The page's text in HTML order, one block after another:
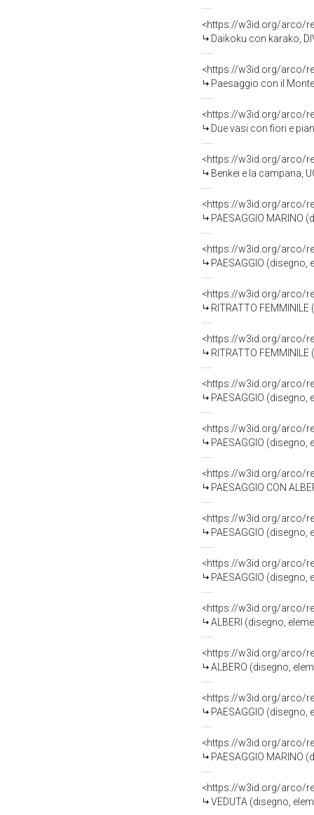
<https://w3id.org/arco/
Daikoku con karako,
<https://w3id.org/arco/
Paesaggio con il Monte
<https://w3id.org/arco/
Due vasi con fiori e
<https://w3id.org/arco/
Benkei e la campana,
<https://w3id.org/arco/
PAESAGGIO
<https://w3id.org/arco/
PAESAGGIO
<https://w3id.org/arco/
RITRATTO
<https://w3id.org/arco/
RITRATTO
<https://w3id.org/arco/
PAESAGGIO
<https://w3id.org/arco/
PAESAGGIO
<https://w3id.org/arco/
PAESAGGIO CON
<https://w3id.org/arco/
PAESAGGIO
<https://w3id.org/arco/
PAESAGGIO
<https://w3id.org/arco/
ALBERI (disegno,
<https://w3id.org/arco/
ALBERO (disegno,
<https://w3id.org/arco/
PAESAGGIO
<https://w3id.org/arco/
PAESAGGIO
<https://w3id.org/arco/
VEDUTA (disegno,